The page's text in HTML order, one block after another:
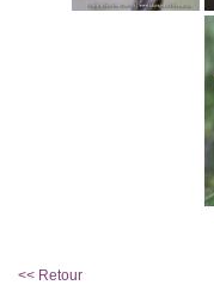
<< Retour